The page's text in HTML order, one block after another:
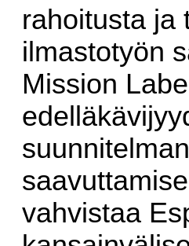
rahoitusta ja
ilmastotyön
Mission
vahvistaa